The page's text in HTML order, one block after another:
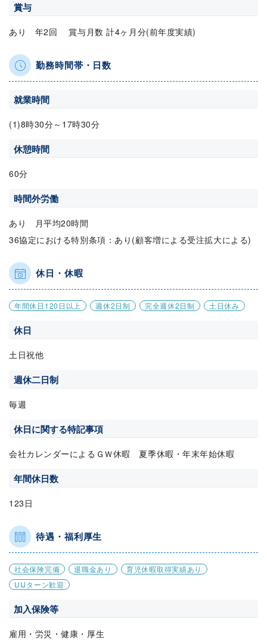
賞与
あり 年2回 賞与月数 計4ヶ月分(前年度実績)
勤務時間帯・日数
就業時間
(1)8時30分～17時30分
休憩時間
60分
時間外労働
あり 月平均20時間
36協定における特別条項：あり(顧客増による受注拡大による)
休日・休暇
年間休日120日以上 週休2日制 完全週休2日制 土日休み
休日
土日祝他
週休二日制
毎週
休日に関する特記事項
会社カレンダーによるＧＷ休暇 夏季休暇・年末年始休暇
年間休日数
123日
待遇・福利厚生
社会保険完備 退職金あり
育児休暇取得実績あり
UIJターン歓迎
加入保険等
雇用・労災・健康・厚生